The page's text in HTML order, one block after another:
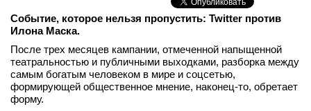
Lifestyle
Мероприятия
Новости
Событие, которое нельзя пропустить: Twitter против
Илона Маска.
После трех месяцев кампании, отмеченной напыщенной
театральностью и публичными выходками, разборка между
самым богатым человеком в мире и соцсетью,
формирующей общественное мнение, наконец-то, обретает
форму.